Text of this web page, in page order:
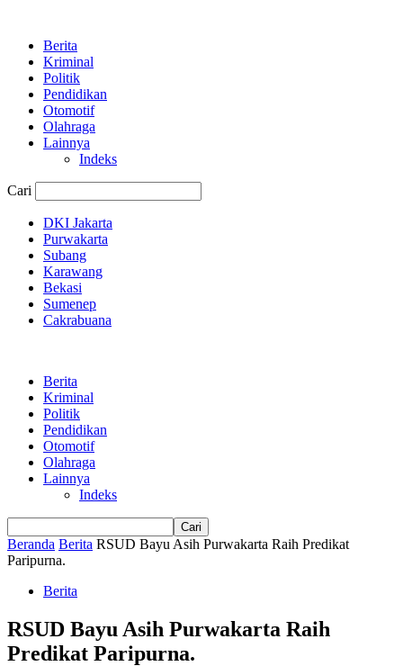
Berita
Kriminal
Politik
Pendidikan
Otomotif
Olahraga
Lainnya
Indeks
Cari
DKI Jakarta
Purwakarta
Subang
Karawang
Bekasi
Sumenep
Cakrabuana
Berita
Kriminal
Politik
Pendidikan
Otomotif
Olahraga
Lainnya
Indeks
Beranda Berita RSUD Bayu Asih Purwakarta Raih Predikat
Paripurna.
Berita
RSUD Bayu Asih Purwakarta Raih
Predikat Paripurna.